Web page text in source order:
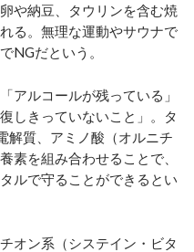
や納豆、タウリンを含む焼
る。無理な運動やサウナで
NGだという。
アルコールが残っている」
しきっていないこと」。タ
解質、アミノ酸（オルニチ
素を組み合わせることで、
ルで守ることができるとい
オン系（システイン・ビタ